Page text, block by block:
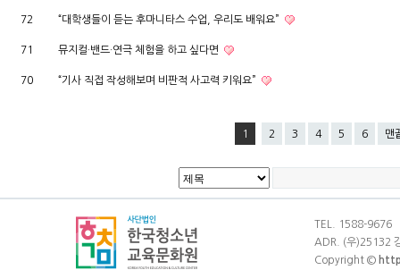
72 “대학생들이 듣는 후마니타스 수업, 우리도 배워요”
71 뮤지컬·밴드·연극 체험을 하고 싶다면
70 “기사 직접 작성해보며 비판적 사고력 키워요”
1 2 3 4 5 6 맨
TEL. 1588-
ADR. (우)25132
Copyright ©